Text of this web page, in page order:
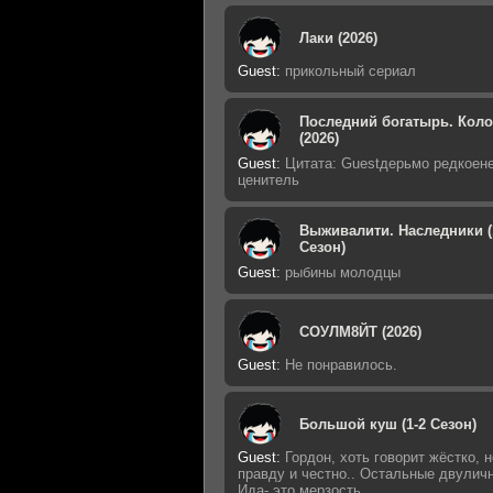
Лаки (2026)
Guest: прикольный сериал
Последний богатырь.
(2026)
Guest: Цитата: Guestдерьмо
ценитель
Выживалити. Наследники
Сезон)
Guest: рыбины молодцы
СОУЛМ8ЙТ (2026)
Guest: Не понравилось.
Большой куш (1-2 Сезон)
Guest: Гордон, хоть говорит жёстко,
правду и честно.. Остальные